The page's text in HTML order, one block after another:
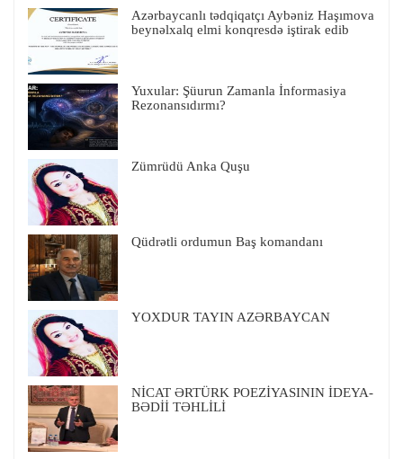
Azərbaycanlı tədqiqatçı Aybəniz Haşımova
beynəlxalq elmi konqresdə iştirak edib
Yuxular: Şüurun Zamanla İnformasiya
Rezonansıdırmı?
Zümrüdü Anka Quşu
Qüdrətli ordumun Baş komandanı
YOXDUR TAYIN AZƏRBAYCAN
NİCAT ƏRTÜRK POEZİYASININ İDEYA-
BƏDİİ TƏHLİLİ